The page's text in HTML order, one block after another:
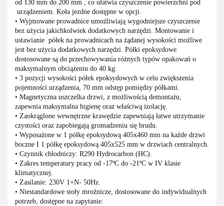
od 130 mm do 200 mm , co ułatwia czyszczenie powierzchni pod
urządzeniem. Koła jezdne dostępne w opcji.
• Wyjmowane prowadnice umożliwiają wygodniejsze czyszczenie
bez użycia jakichkolwiek dodatkowych narzędzi. Montowanie i
ustawianie półek na prowadnicach na żądanej wysokości możliwe
jest bez użycia dodatkowych narzędzi. Półki epoksydowe
dostosowane są do przechowywania różnych typów opakowań o
maksymalnym obciążeniu do 40 kg.
• 3 pozycji wysokości półek epoksydowych w celu zwiększenia
pojemności urządzenia, 70 mm odstęp pomiędzy półkami.
• Magnetyczna uszczelka drzwi, z możliwością demontażu,
zapewnia maksymalna higienę oraz właściwą izolację.
• Zaokrąglone wewnętrzne krawędzie zapewniają łatwe utrzymanie
czystości oraz zapobiegają gromadzeniu się brudu.
• Wyposażone w 1 półkę epoksydową 405x460 mm na każde drzwi
boczne I 1 półkę epoksydową 405x525 mm w drzwiach centralnych.
• Czynnik chłodniczy: R290 Hydrocarbon (HC).
• Zakres temperatury pracy od -17ºC do -21ºC w IV klasie
klimatycznej.
• Zasilanie: 230V 1+N- 50Hz.
• Niestandardowe stoły mroźnicze, dostosowane do indywidualnych
potrzeb, dostępne na zapytanie.